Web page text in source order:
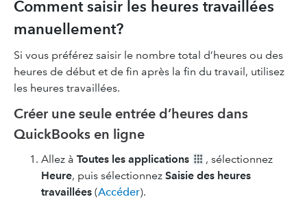
Comment saisir les heures travaillées
manuellement?
Si vous préférez saisir le nombre total d’heures ou des
heures de début et de fin après la fin du travail, utilisez
les heures travaillées.
Créer une seule entrée d’heures dans
QuickBooks en ligne
Allez à Toutes les applications
, sélectionnez
Heure, puis sélectionnez Saisie des heures
travaillées (Accéder).